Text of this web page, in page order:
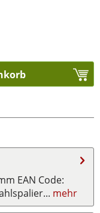
EAN Code:
mehr